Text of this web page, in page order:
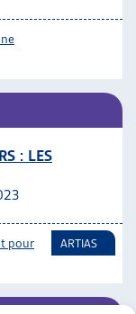
: LES
pour
ARTIAS